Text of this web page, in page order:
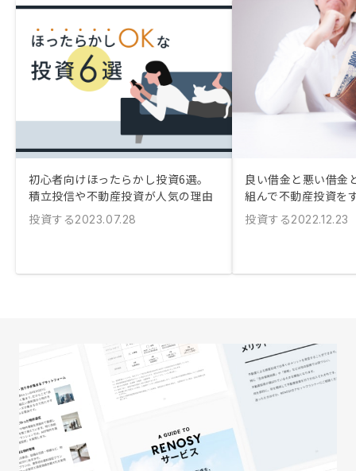
初心者向けほったらかし投資6選。
積立投信や不動産投資が人気の理由
投資する2023.07.28
良い借金と悪い借金
組んで不動産投資を
投資する2022.12.23